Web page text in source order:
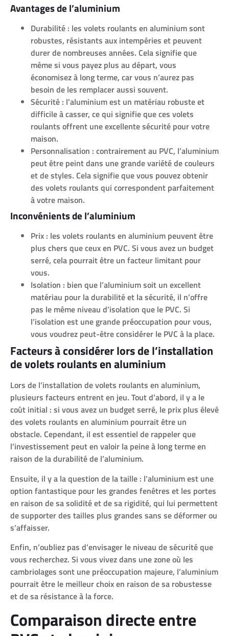
Avantages de l’aluminium
Durabilité : les volets roulants en aluminium sont
robustes, résistants aux intempéries et peuvent
durer de nombreuses années. Cela signifie que
même si vous payez plus au départ, vous
économisez à long terme, car vous n’aurez pas
besoin de les remplacer aussi souvent.
Sécurité : l’aluminium est un matériau robuste et
difficile à casser, ce qui signifie que ces volets
roulants offrent une excellente sécurité pour votre
maison.
Personnalisation : contrairement au PVC, l’aluminium
peut être peint dans une grande variété de couleurs
et de styles. Cela signifie que vous pouvez obtenir
des volets roulants qui correspondent parfaitement
à votre maison.
Inconvénients de l’aluminium
Prix : les volets roulants en aluminium peuvent être
plus chers que ceux en PVC. Si vous avez un budget
serré, cela pourrait être un facteur limitant pour
vous.
Isolation : bien que l’aluminium soit un excellent
matériau pour la durabilité et la sécurité, il n’offre
pas le même niveau d’isolation que le PVC. Si
l’isolation est une grande préoccupation pour vous,
vous voudrez peut-être considérer le PVC à la place.
Facteurs à considérer lors de l’installation
de volets roulants en aluminium
Lors de l’installation de volets roulants en aluminium,
plusieurs facteurs entrent en jeu. Tout d’abord, il y a le
coût initial : si vous avez un budget serré, le prix plus élevé
des volets roulants en aluminium pourrait être un
obstacle. Cependant, il est essentiel de rappeler que
l’investissement peut en valoir la peine à long terme en
raison de la durabilité de l’aluminium.
Ensuite, il y a la question de la taille : l’aluminium est une
option fantastique pour les grandes fenêtres et les portes
en raison de sa solidité et de sa rigidité, qui lui permettent
de supporter des tailles plus grandes sans se déformer ou
s’affaisser.
Enfin, n’oubliez pas d’envisager le niveau de sécurité que
vous recherchez. Si vous vivez dans une zone où les
cambriolages sont une préoccupation majeure, l’aluminium
pourrait être le meilleur choix en raison de sa robustesse
et de sa résistance à la force.
Comparaison directe entre